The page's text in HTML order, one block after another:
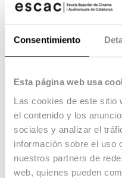
Consentimiento
Esta página web usa
Las cookies de este sitio
el contenido y los
sociales y analizar el
información sobre el uso
nuestros partners de
web, quienes pueden